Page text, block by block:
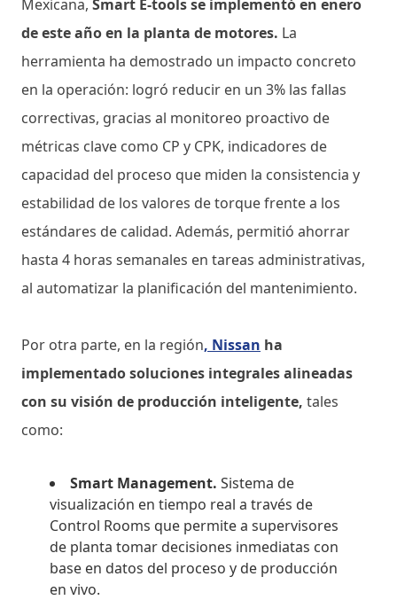
Mexicana, Smart E-tools se implementó en enero
de este año en la planta de motores. La
herramienta ha demostrado un impacto concreto
en la operación: logró reducir en un 3% las fallas
correctivas, gracias al monitoreo proactivo de
métricas clave como CP y CPK, indicadores de
capacidad del proceso que miden la consistencia y
estabilidad de los valores de torque frente a los
estándares de calidad. Además, permitió ahorrar
hasta 4 horas semanales en tareas administrativas,
al automatizar la planificación del mantenimiento.
Por otra parte, en la región, Nissan ha
implementado soluciones integrales alineadas
con su visión de producción inteligente, tales
como:
Smart Management. Sistema de
visualización en tiempo real a través de
Control Rooms que permite a supervisores
de planta tomar decisiones inmediatas con
base en datos del proceso y de producción
en vivo.